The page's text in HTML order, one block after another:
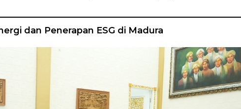
dan Penerapan ESG di Madura